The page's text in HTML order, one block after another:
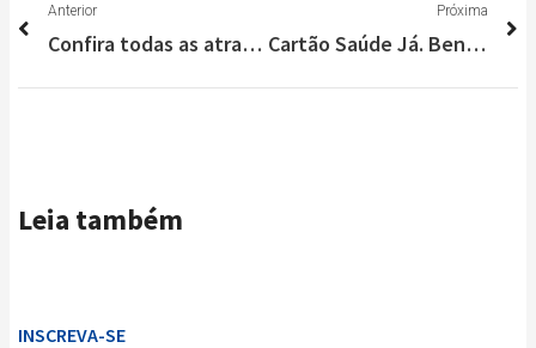
Anterior
Confira todas as atrações da Festa de Agosto em Lagoa Santa
Próxima
Cartão Saúde Já. Benefícios para você e sua família em Lagoa Santa e Região
Leia também
INSCREVA-SE